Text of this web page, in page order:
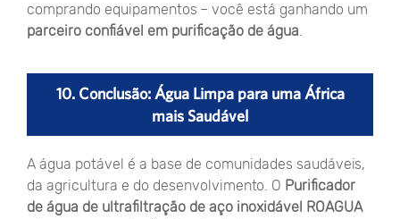
comprando equipamentos – você está ganhando um
parceiro confiável em purificação de água.
10. Conclusão: Água Limpa para uma África
mais Saudável
A água potável é a base de comunidades saudáveis,
da agricultura e do desenvolvimento. O Purificador
de água de ultrafiltração de aço inoxidável ROAGUA